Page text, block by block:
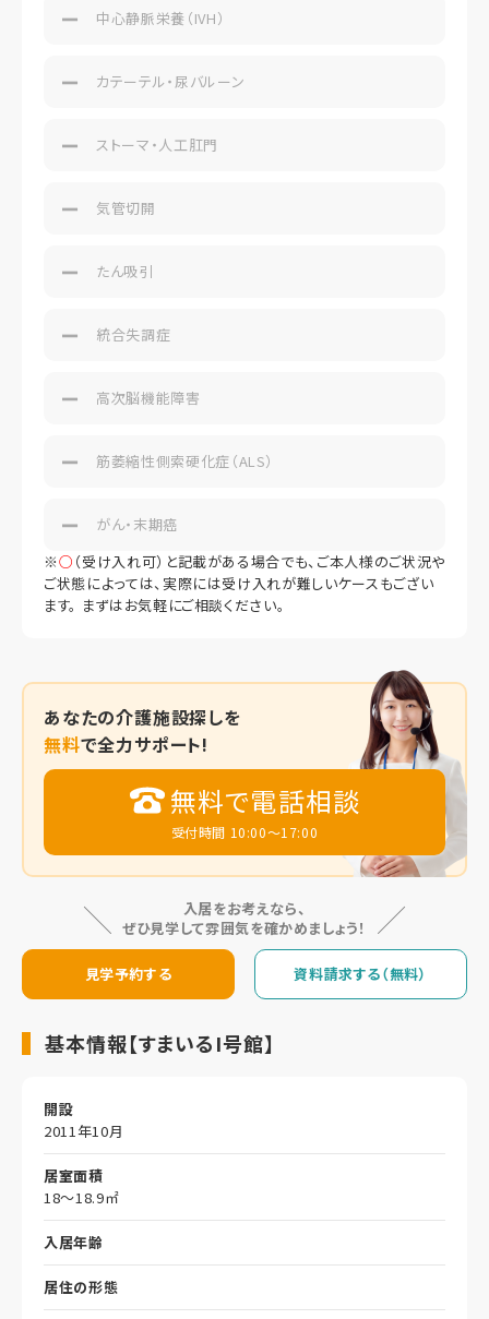
中心静脈栄養（IVH）
カテーテル・尿バルーン
ストーマ・人工肛門
気管切開
たん吸引
統合失調症
高次脳機能障害
筋萎縮性側索硬化症（ALS）
がん・末期癌
※○ （受け入れ可）と記載がある場合でも、ご本人様のご状況や
ご状態によっては、実際には受け入れが難しいケースもござい
ます。 まずはお気軽にご相談ください。
あなたの介護施設探しを
無料で全力サポート!
無料で電話相談
受付時間 10:00～17:00
入居をお考えなら、
ぜひ見学して雰囲気を確かめましょう！
見学予約する 資料請求する（無料）
基本情報【すまいるI号館】
開設
2011年10月
居室面積
18～18.9㎡
入居年齢
居住の形態